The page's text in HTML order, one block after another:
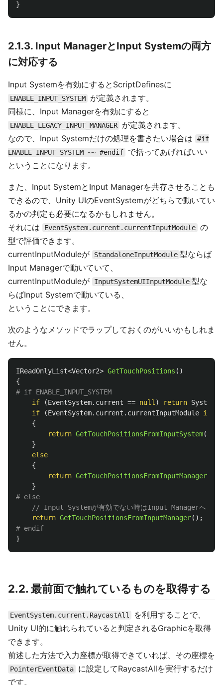
}
2.1.3. Input ManagerとInput Systemの両方
に対応する
Input Systemを有効にするとScriptDefinesに
ENABLE_INPUT_SYSTEM
が定義されます。
同様に、Input Managerを有効にすると
ENABLE_LEGACY_INPUT_MANAGER
が定義されます。
なので、Input Systemだけの処理を書きたい場合は
#if
ENABLE_INPUT_SYSTEM ~~ #endif
で括ってあげればいい
ということになります。
また、Input SystemとInput Managerを共存させることも
できるので、Unity UIのEventSystemがどちらで動いてい
るかの判定も必要になるかもしれません。
それには
EventSystem.current.currentInputModule の
型で評価できます。
currentInputModuleが
StandaloneInputModule 型ならば
Input Managerで動いていて、
currentInputModuleが
InputSystemUIInputModule 型な
らばInput Systemで動いている、
ということにできます。
次のようなメソッドでラップしておくのがいいかもしれま
せん。
IReadOnlyList<Vector2> GetTouchPositions ()
{
if
(EventSystem. current == null ) return System
if
(EventSystem. current . currentInputModule is
{
return GetTouchPositionsFromInputSystem();
}
else
{
return GetTouchPositionsFromInputManager
}
// Input Systemが有効でない時はInput Managerへ
return GetTouchPositionsFromInputManager();
}
2.2. 最前面で触れているものを取得する
EventSystem.current.RaycastAll
を利用することで、
Unity UI的に触れられていると判定されるGraphicを取得
できます。
前述した方法で入力座標が取得できていれば、その座標を
PointerEventData
に設定してRaycastAllを実行するだけ
です。